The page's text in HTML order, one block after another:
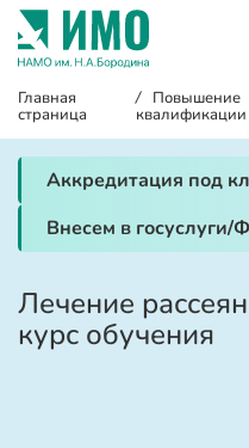
Главная
страница
/ Повышение
квалификации
Аккредитация под
Внесем в
Лечение
курс обучения